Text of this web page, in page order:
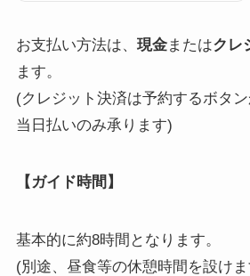
お支払い方法は、 現金またはクレ
ます。
(クレジット決済は予約するボタ
当日払いのみ承ります)
【ガイド時間】
基本的に約8時間となります。
(別途、昼食等の休憩時間を設け